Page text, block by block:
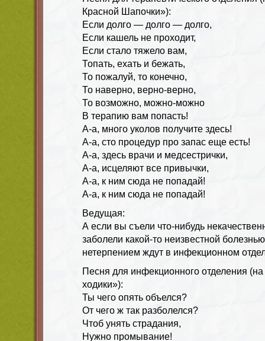
Красной Шапочки»):
Если долго — долго — долго,
Если кашель не проходит,
Если стало тяжело вам,
Топать, ехать и бежать,
То пожалуй, то конечно,
То наверно, верно-верно,
То возможно, можно-можно
В терапию вам попасть!
А-а, много уколов получите здесь!
А-а, сто процедур про запас еще есть!
А-а, здесь врачи и медсестрички,
А-а, исцеляют все привычки,
А-а, к ним сюда не попадай!
А-а, к ним сюда не попадай!
Ведущая:
А если вы съели что-нибудь
заболели какой-то неизвестной
нетерпением ждут в инфекционном
Песня для инфекционного отделения (на
ходики»):
Ты чего опять объелся?
От чего ж так разболелся?
Чтоб унять страдания,
Нужно промывание!